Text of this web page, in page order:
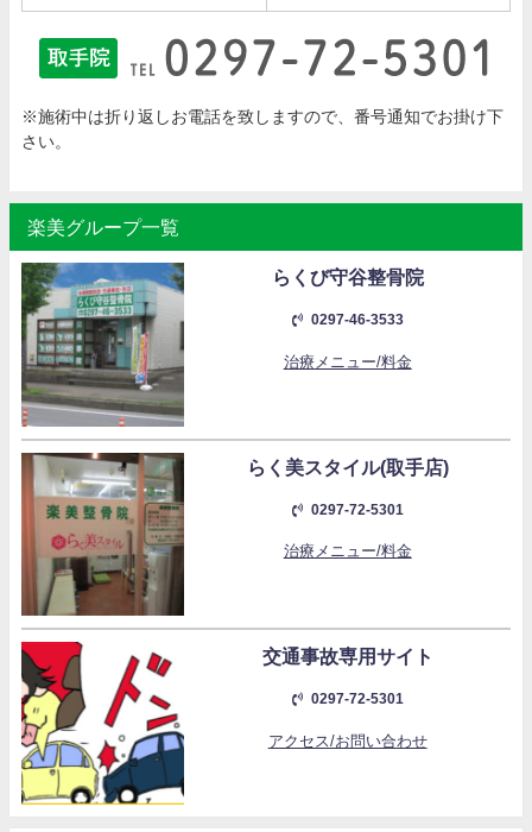
※施術中は折り返しお電話を致しますので、番号通知でお掛け下
さい。
楽美グループ一覧
らくび守谷整骨院
0297-46-3533
治療メニュー/料金
らく美スタイル(取手店)
0297-72-5301
治療メニュー/料金
交通事故専用サイト
0297-72-5301
アクセス/お問い合わせ